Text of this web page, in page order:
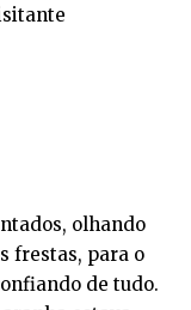
olhando
frestas, para o
de tudo.